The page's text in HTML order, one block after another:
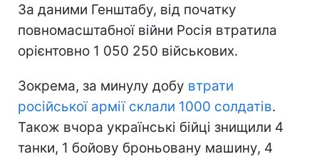
За даними Генштабу, від початку
повномасштабної війни Росія втратила
орієнтовно 1 050 250 військових.
Зокрема, за минулу добу втрати
російської армії склали 1000 солдатів.
Також вчора українські бійці знищили 4
танки, 1 бойову броньовану машину, 4